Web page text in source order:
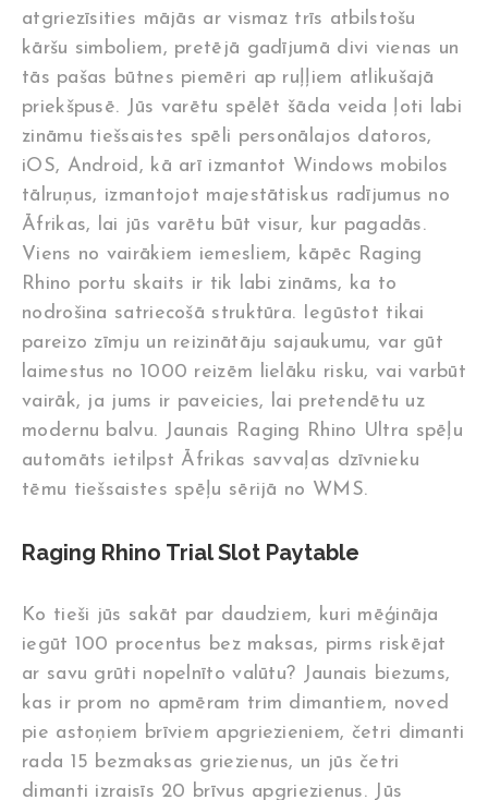
atgriezīsities mājās ar vismaz trīs atbilstošu
kāršu simboliem, pretējā gadījumā divi vienas un
tās pašas būtnes piemēri ap ruļļiem atlikušajā
priekšpusē. Jūs varētu spēlēt šāda veida ļoti labi
zināmu tiešsaistes spēli personālajos datoros,
iOS, Android, kā arī izmantot Windows mobilos
tālruņus, izmantojot majestātiskus radījumus no
Āfrikas, lai jūs varētu būt visur, kur pagadās.
Viens no vairākiem iemesliem, kāpēc Raging
Rhino portu skaits ir tik labi zināms, ka to
nodrošina satriecošā struktūra. Iegūstot tikai
pareizo zīmju un reizinātāju sajaukumu, var gūt
laimestus no 1000 reizēm lielāku risku, vai varbūt
vairāk, ja jums ir paveicies, lai pretendētu uz
modernu balvu. Jaunais Raging Rhino Ultra spēļu
automāts ietilpst Āfrikas savvaļas dzīvnieku
tēmu tiešsaistes spēļu sērijā no WMS.
Raging Rhino Trial Slot Paytable
Ko tieši jūs sakāt par daudziem, kuri mēģināja
iegūt 100 procentus bez maksas, pirms riskējat
ar savu grūti nopelnīto valūtu? Jaunais biezums,
kas ir prom no apmēram trim dimantiem, noved
pie astoņiem brīviem apgriezieniem, četri dimanti
rada 15 bezmaksas griezienus, un jūs četri
dimanti izraisīs 20 brīvus apgriezienus. Jūs